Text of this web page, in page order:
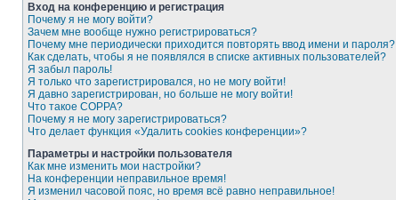
Вход на конференцию и регистрация
Почему я не могу войти?
Зачем мне вообще нужно регистрироваться?
Почему мне периодически приходится повторять ввод имени и пароля?
Как сделать, чтобы я не появлялся в списке активных пользователей?
Я забыл пароль!
Я только что зарегистрировался, но не могу войти!
Я давно зарегистрирован, но больше не могу войти!
Что такое COPPA?
Почему я не могу зарегистрироваться?
Что делает функция «Удалить cookies конференции»?
Параметры и настройки пользователя
Как мне изменить мои настройки?
На конференции неправильное время!
Я изменил часовой пояс, но время всё равно неправильное!